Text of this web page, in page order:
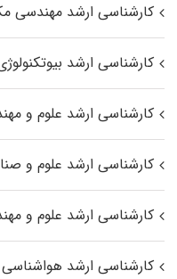
کارشناسی ارشد مهندسی
کارشناسی ارشد
کارشناسی ارشد علوم و
کارشناسی ارشد علوم و
کارشناسی ارشد علوم و
کارشناسی ارشد